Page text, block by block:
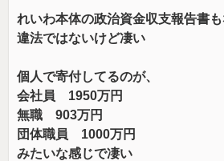
れいわ本体の政治資金収支報告書
違法ではないけど凄い
個人で寄付してるのが、
会社員 1950万円
無職 903万円
団体職員 1000万円
みたいな感じで凄い